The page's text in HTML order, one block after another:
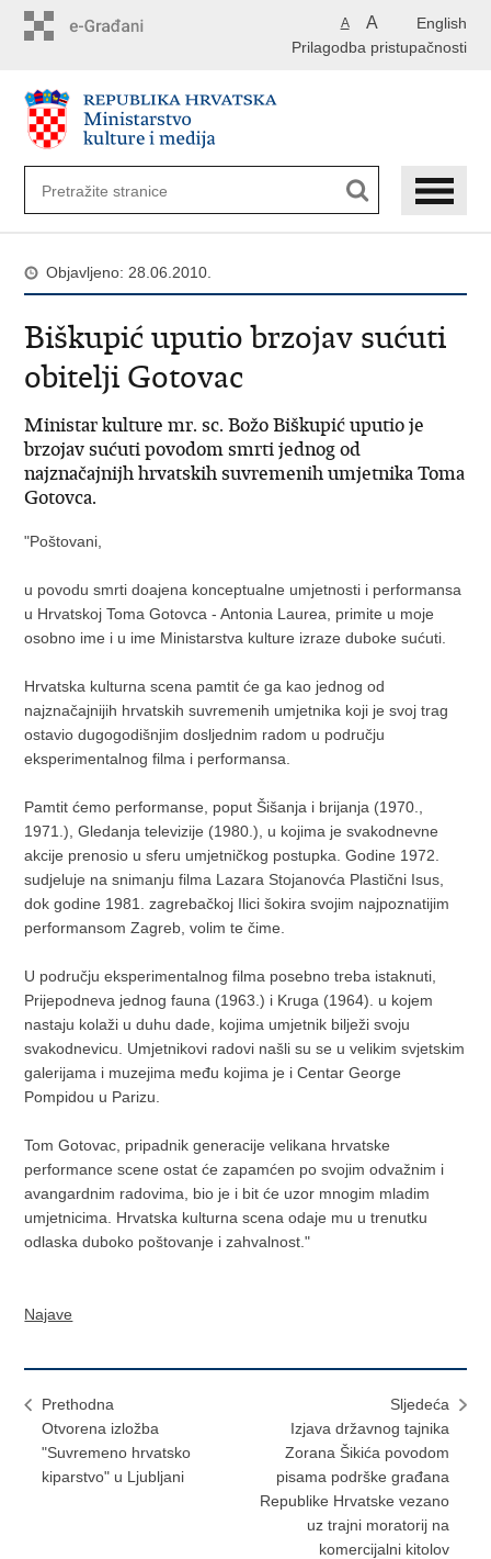
English
A A
Prilagodba pristupačnosti
Objavljeno: 28.06.2010.
Biškupić uputio brzojav sućuti
obitelji Gotovac
Ministar kulture mr. sc. Božo Biškupić uputio je
brzojav sućuti povodom smrti jednog od
najznačajnijh hrvatskih suvremenih umjetnika Toma
Gotovca.
"Poštovani,
u povodu smrti doajena konceptualne umjetnosti i performansa
u Hrvatskoj Toma Gotovca - Antonia Laurea, primite u moje
osobno ime i u ime Ministarstva kulture izraze duboke sućuti.
Hrvatska kulturna scena pamtit će ga kao jednog od
najznačajnijih hrvatskih suvremenih umjetnika koji je svoj trag
ostavio dugogodišnjim dosljednim radom u području
eksperimentalnog filma i performansa.
Pamtit ćemo performanse, poput Šišanja i brijanja (1970.,
1971.), Gledanja televizije (1980.), u kojima je svakodnevne
akcije prenosio u sferu umjetničkog postupka. Godine 1972.
sudjeluje na snimanju filma Lazara Stojanovća Plastični Isus,
dok godine 1981. zagrebačkoj Ilici šokira svojim najpoznatijim
performansom Zagreb, volim te čime.
U području eksperimentalnog filma posebno treba istaknuti,
Prijepodneva jednog fauna (1963.) i Kruga (1964). u kojem
nastaju kolaži u duhu dade, kojima umjetnik bilježi svoju
svakodnevicu. Umjetnikovi radovi našli su se u velikim svjetskim
galerijama i muzejima među kojima je i Centar George
Pompidou u Parizu.
Tom Gotovac, pripadnik generacije velikana hrvatske
performance scene ostat će zapamćen po svojim odvažnim i
avangardnim radovima, bio je i bit će uzor mnogim mladim
umjetnicima. Hrvatska kulturna scena odaje mu u trenutku
odlaska duboko poštovanje i zahvalnost."
Najave
Prethodna
Otvorena izložba
"Suvremeno hrvatsko
kiparstvo" u Ljubljani
Sljedeća
Izjava državnog tajnika
Zorana Šikića povodom
pisama podrške građana
Republike Hrvatske vezano
uz trajni moratorij na
komercijalni kitolov